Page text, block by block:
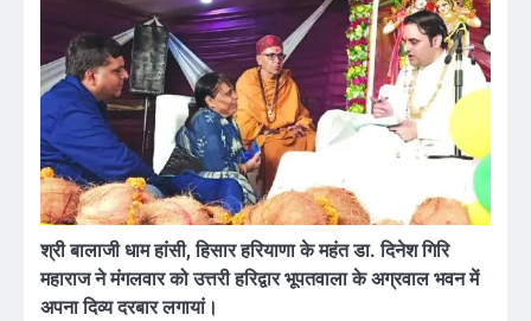
श्री बालाजी धाम हांसी, हिसार हरियाणा के महंत डा. दिनेश गिरि
महाराज ने मंगलवार को उत्तरी हरिद्वार भूपतवाला के अग्रवाल भवन में
अपना दिव्य दरबार लगायां।